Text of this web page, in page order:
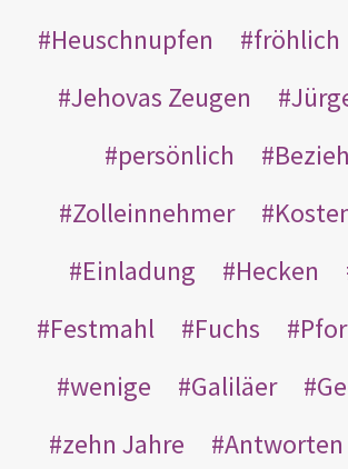
Heuschnupfen
fröhlich
Jehovas Zeugen
persönlich
Zolleinnehmer
Einladung
Hecken
Festmahl
Fuchs
wenige
Galiläer
zehn Jahre
Antworten